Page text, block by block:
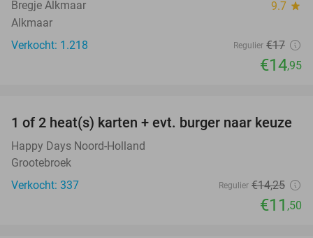
Bregje Alkmaar 9.7 star
Alkmaar
Verkocht: 1.218
Regulier €17
€14,95
19%
1 of 2 heat(s) karten + evt. burger naar keuze
Happy Days Noord-Holland
Grootebroek
Verkocht: 337
Regulier €14,25
€11 ,50